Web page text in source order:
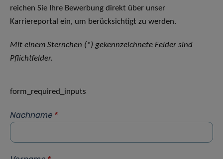
reichen Sie Ihre Bewerbung direkt über unser
Karriereportal ein, um berücksichtigt zu werden.
Mit einem Sternchen (*) gekennzeichnete Felder sind
Pflichtfelder.
form_required_inputs
Nachname *